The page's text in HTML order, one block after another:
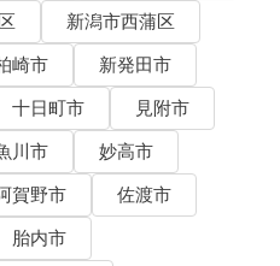
新潟市西蒲区
崎市
新発田市
十日町市
見附市
川市
妙高市
賀野市
佐渡市
胎内市